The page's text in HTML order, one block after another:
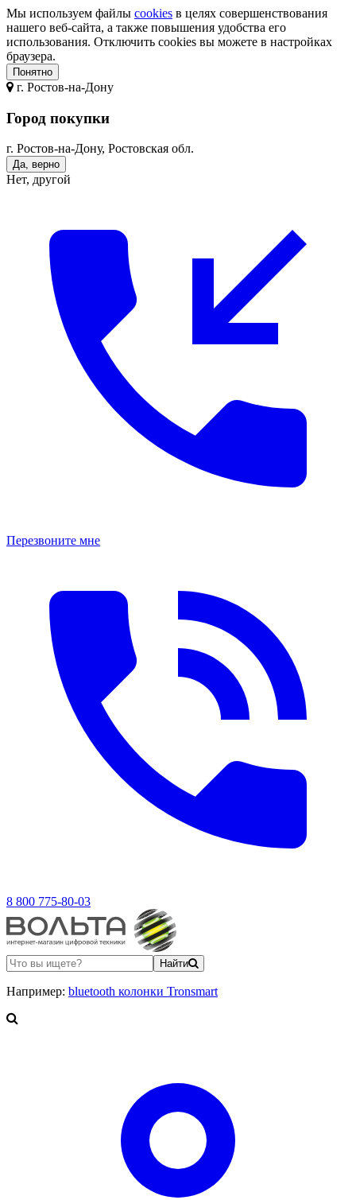
Мы используем файлы cookies в целях совершенствования
нашего веб-сайта, а также повышения удобства его
использования. Отключить cookies вы можете в настройках
браузера.
Понятно
г. Ростов-на-Дону
Город покупки
г. Ростов-на-Дону, Ростовская обл.
Да, верно
Нет, другой
Перезвоните мне
8 800 775-80-03
Найти
Например: bluetooth колонки Tronsmart